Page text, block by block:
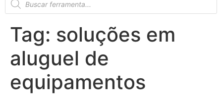
Tag: soluções em
aluguel de
equipamentos